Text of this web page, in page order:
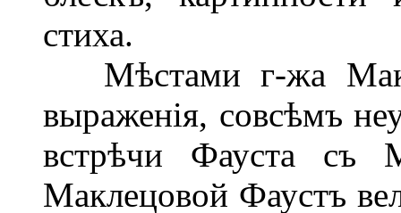
стиха.
Мѣстами г-жа
выраженія, совсѣмъ
встрѣчи Фауста съ
Маклецовой Фаустъ